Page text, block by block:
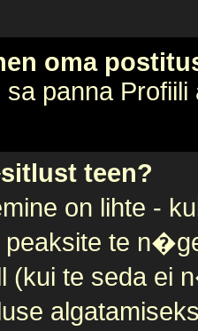
oma
panna Profiili
teen?
on lihte -
peaksite te
(kui te seda ei